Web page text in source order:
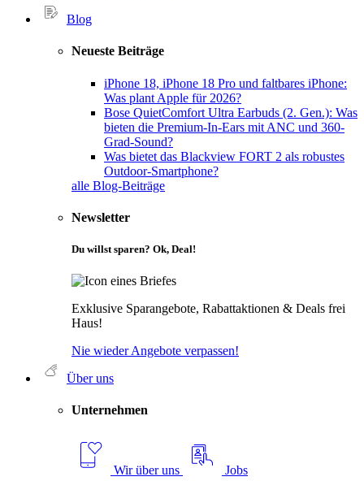
Blog
Neueste Beiträge
iPhone 18, iPhone 18 Pro und faltbares iPhone:
Was plant Apple für 2026?
Bose QuietComfort Ultra Earbuds (2. Gen.): Was
bieten die Premium-In-Ears mit ANC und 360-
Grad-Sound?
Was bietet das Blackview FORT 2 als robustes
Outdoor-Smartphone?
alle Blog-Beiträge
Newsletter
Du willst sparen? Ok, Deal!
Exklusive Sparangebote, Rabattaktionen & Deals frei
Haus!
Nie wieder Angebote verpassen!
Über uns
Unternehmen
Wir über uns Jobs